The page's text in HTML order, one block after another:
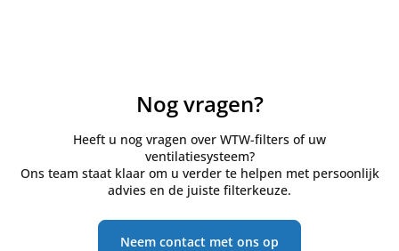
Nog vragen?
Heeft u nog vragen over WTW-filters of uw
ventilatiesysteem?
Ons team staat klaar om u verder te helpen met persoonlijk
advies en de juiste filterkeuze.
Neem contact met ons op